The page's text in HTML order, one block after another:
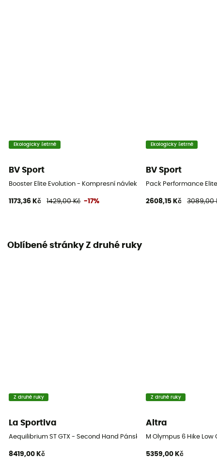
Ekologicky šetrné
BV Sport
Booster Elite Evolution - Kompresní návleky
1173,36 Kč 1429,00 Kč -17%
Ekologicky šetrné
BV Sport
Pack Performance
2608,15 Kč 3089,00
Oblíbené stránky Z druhé ruky
Z druhé ruky
La Sportiva
Aequilibrium ST GTX - Second Hand Pánské horolezecké boty -
8419,00 Kč
Z druhé ruky
Altra
M Olympus 6 Hike
5359,00 Kč